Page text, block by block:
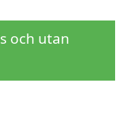
och utan